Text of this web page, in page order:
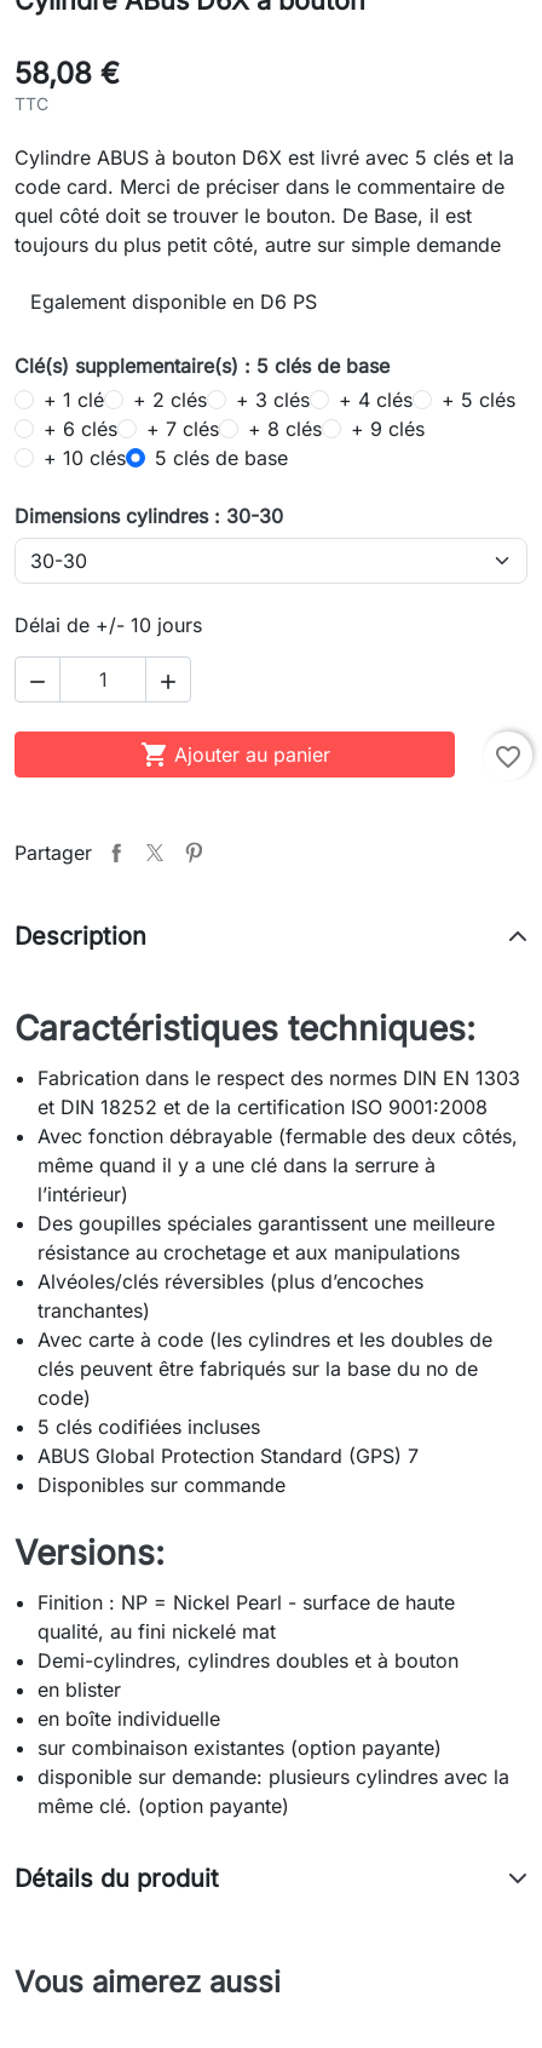
58,08 €
TTC
Cylindre ABUS à bouton D6X est livré avec 5 clés et la
code card. Merci de préciser dans le commentaire de
quel côté doit se trouver le bouton. De Base, il est
toujours du plus petit côté, autre sur simple demande
Egalement disponible en D6 PS
Clé(s) supplementaire(s) : 5 clés de base
+ 1 clé
+ 2 clés + 3 clés + 4 clés
+ 5 clés
+ 6 clés
+ 7 clés + 8 clés
+ 9 clés
+ 10 clés
5 clés de base
Dimensions cylindres : 30-30
Délai de +/- 10 jours
 
 Ajouter au panier favorite_border
Partager
Description
Caractéristiques techniques:
Fabrication dans le respect des normes DIN EN 1303
et DIN 18252 et de la certification ISO 9001:2008
Avec fonction débrayable (fermable des deux côtés,
même quand il y a une clé dans la serrure à
l’intérieur)
Des goupilles spéciales garantissent une meilleure
résistance au crochetage et aux manipulations
Alvéoles/clés réversibles (plus d’encoches
tranchantes)
Avec carte à code (les cylindres et les doubles de
clés peuvent être fabriqués sur la base du no de
code)
5 clés codifiées incluses
ABUS Global Protection Standard (GPS) 7
Disponibles sur commande
Versions:
Finition : NP = Nickel Pearl - surface de haute
qualité, au fini nickelé mat
Demi-cylindres, cylindres doubles et à bouton
en blister
en boîte individuelle
sur combinaison existantes (option payante)
disponible sur demande: plusieurs cylindres avec la
même clé. (option payante)
Détails du produit
Vous aimerez aussi